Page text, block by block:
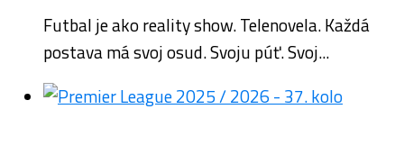
Futbal je ako reality show. Telenovela. Každá
postava má svoj osud. Svoju púť. Svoj...